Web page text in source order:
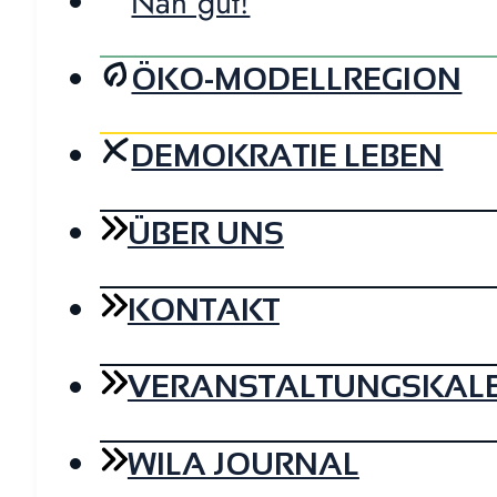
ÖKO-MODELLREGION
DEMOKRATIE LEBEN
ÜBER UNS
KONTAKT
WILA JOURNAL